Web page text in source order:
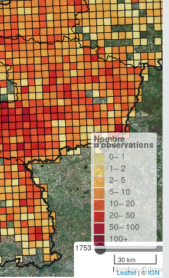
1753
Nombre
Nombre
d'observations
0– 1
1– 2
2– 5
5– 10
10– 20
20– 50
50– 100
100+
30 km
Leaflet| ©IGN